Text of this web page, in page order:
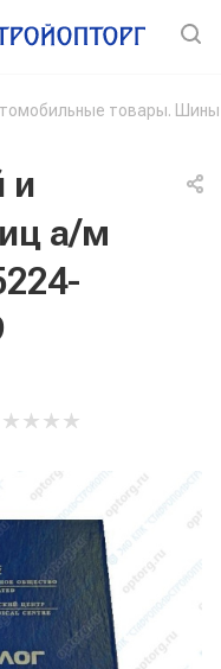
товары. Шины
и
а/м